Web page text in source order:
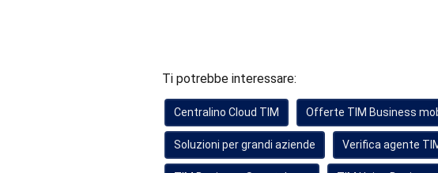
Ti potrebbe interessare:
Centralino Cloud TIM Offerte TIM Business
Soluzioni per grandi aziende Verifica agente